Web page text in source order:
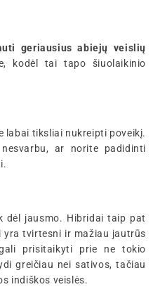
geriausius abiejų veislių
kodėl tai tapo šiuolaikinio
labai tiksliai nukreipti poveikį.
ar norite padidinti
dėl jausmo. Hibridai taip pat
yra tvirtesni ir mažiau jautrūs
prisitaikyti prie ne tokio
greičiau nei sativos, tačiau
indiškos veislės.